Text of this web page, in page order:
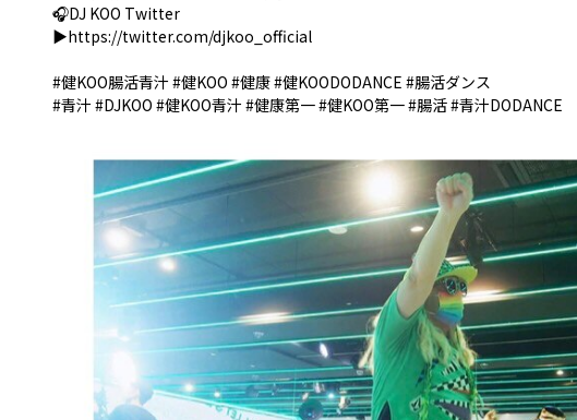
🎧DJ KOO Twitter
▶️https://twitter.com/djkoo_official
#健KOO腸活青汁 #健KOO #健康 #健KOODODANCE #腸活ダンス
#青汁 #DJKOO #健KOO青汁 #健康第一 #健KOO第一 #腸活 #青汁DODANCE